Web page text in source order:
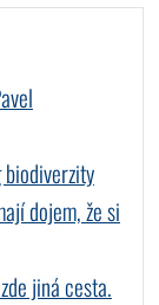
biodiverzity
dojem, že si
jiná cesta.